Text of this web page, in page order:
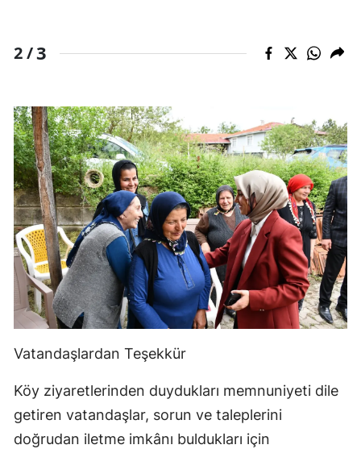
2 /3
Vatandaşlardan Teşekkür
Köy ziyaretlerinden duydukları memnuniyeti dile
getiren vatandaşlar, sorun ve taleplerini
doğrudan iletme imkânı buldukları için